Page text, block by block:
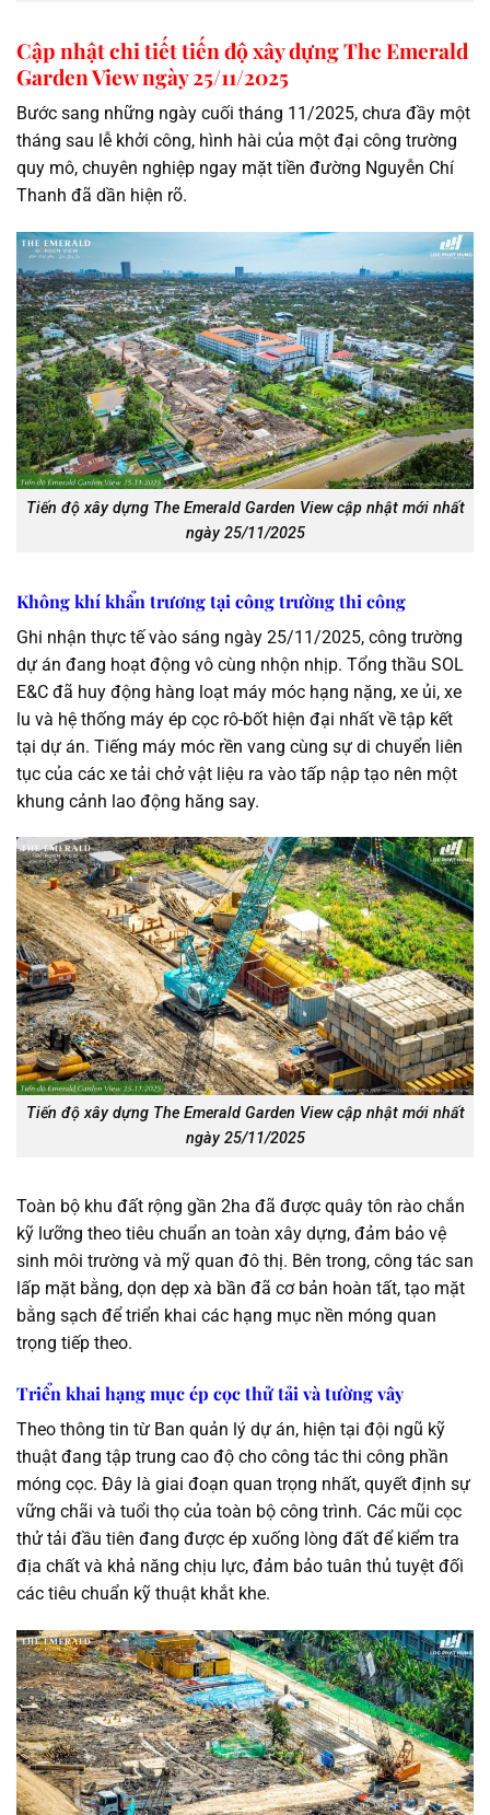
Cập nhật chi tiết tiến độ xây dựng The Emerald
Garden View ngày 25/11/2025
Bước sang những ngày cuối tháng 11/2025, chưa đầy một
tháng sau lễ khởi công, hình hài của một đại công trường
quy mô, chuyên nghiệp ngay mặt tiền đường Nguyễn Chí
Thanh đã dần hiện rõ.
Tiến độ xây dựng The Emerald Garden View cập nhật mới nhất
ngày 25/11/2025
Không khí khẩn trương tại công trường thi công
Ghi nhận thực tế vào sáng ngày 25/11/2025, công trường
dự án đang hoạt động vô cùng nhộn nhịp. Tổng thầu SOL
E&C đã huy động hàng loạt máy móc hạng nặng, xe ủi, xe
lu và hệ thống máy ép cọc rô-bốt hiện đại nhất về tập kết
tại dự án. Tiếng máy móc rền vang cùng sự di chuyển liên
tục của các xe tải chở vật liệu ra vào tấp nập tạo nên một
khung cảnh lao động hăng say.
Tiến độ xây dựng The Emerald Garden View cập nhật mới nhất
ngày 25/11/2025
Toàn bộ khu đất rộng gần 2ha đã được quây tôn rào chắn
kỹ lưỡng theo tiêu chuẩn an toàn xây dựng, đảm bảo vệ
sinh môi trường và mỹ quan đô thị. Bên trong, công tác san
lấp mặt bằng, dọn dẹp xà bần đã cơ bản hoàn tất, tạo mặt
bằng sạch để triển khai các hạng mục nền móng quan
trọng tiếp theo.
Triển khai hạng mục ép cọc thử tải và tường vây
Theo thông tin từ Ban quản lý dự án, hiện tại đội ngũ kỹ
thuật đang tập trung cao độ cho công tác thi công phần
móng cọc. Đây là giai đoạn quan trọng nhất, quyết định sự
vững chãi và tuổi thọ của toàn bộ công trình. Các mũi cọc
thử tải đầu tiên đang được ép xuống lòng đất để kiểm tra
địa chất và khả năng chịu lực, đảm bảo tuân thủ tuyệt đối
các tiêu chuẩn kỹ thuật khắt khe.